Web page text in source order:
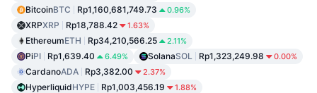
BitcoinBTC Rp1,160,681,749.73 0.96%
XRPXRP Rp18,788.42 1.63%
EthereumETH Rp34,210,566.25 2.11%
PiPI Rp1,639.40 6.49% SolanaSOL Rp1,323,249.98 0.00%
CardanoADA Rp3,382.00 2.37%
HyperliquidHYPE Rp1,003,456.19 1.88%